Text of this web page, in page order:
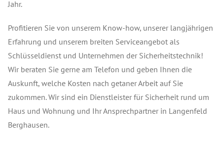
Jahr.
Profitieren Sie von unserem Know-how, unserer langjährigen
Erfahrung und unserem breiten Serviceangebot als
Schlüsseldienst und Unternehmen der Sicherheitstechnik!
Wir beraten Sie gerne am Telefon und geben Ihnen die
Auskunft, welche Kosten nach getaner Arbeit auf Sie
zukommen. Wir sind ein Dienstleister für Sicherheit rund um
Haus und Wohnung und Ihr Ansprechpartner in Langenfeld
Berghausen.